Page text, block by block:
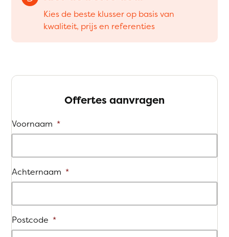
Kies de beste klusser op basis van
kwaliteit, prijs en referenties
Offertes aanvragen
Voornaam *
Achternaam *
Postcode *